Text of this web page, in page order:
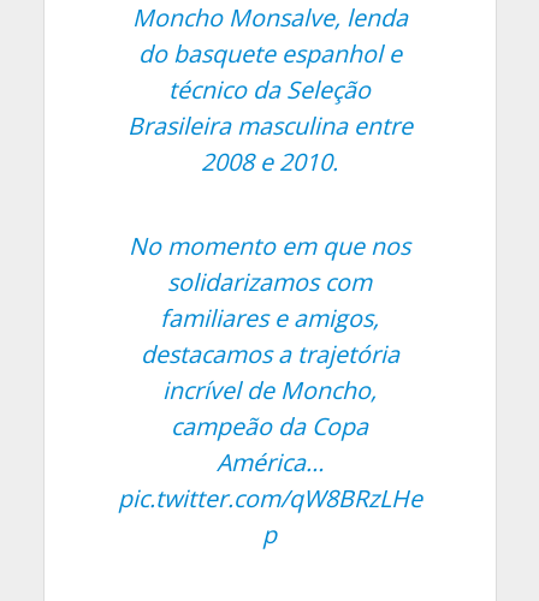
Moncho Monsalve, lenda
do basquete espanhol e
técnico da Seleção
Brasileira masculina entre
2008 e 2010.
No momento em que nos
solidarizamos com
familiares e amigos,
destacamos a trajetória
incrível de Moncho,
campeão da Copa
América…
pic.twitter.com/qW8BRzLHe
p